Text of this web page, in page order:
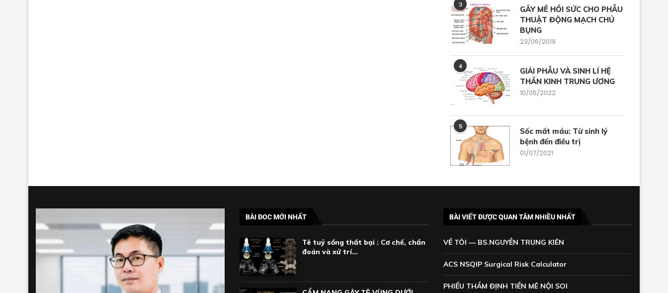
3
GÂY MÊ HỒI SỨC CHO PHẪU
THUẬT ĐỘNG MẠCH CHỦ
BỤNG
23/06/2019
4
GIẢI PHẪU VÀ SINH LÍ HỆ
THẦN KINH TRUNG ƯƠNG
10/05/2022
5
Sốc mất máu: Từ sinh lý
bệnh đến điều trị
01/07/2021
BÀI ĐOC MỚI NHẤT
Tê tuỷ sống thất bại : Cơ chế, chẩn
đoán và xử trí...
BÀI VIẾT ĐƯỢC QUAN TÂM NHIỀU NHẤT
VỀ TÔI — BS.NGUYỄN TRUNG KIÊN
ACS NSQIP Surgical Risk Calculator
PHIẾU THẨM ĐỊNH TIỀN MÊ NỘI SOI